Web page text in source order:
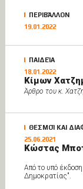
ΠΕΡΙΒΆΛΛΟΝ
19.01.2022
ΠΑΙΔΕΊΑ
18.01.2022
Κίμων
Άρθρο του κ.
ΘΕΣΜΟΊ ΚΑΙ
25.06.2021
Κώστας
Από το υπό
Δημοκρατίας".